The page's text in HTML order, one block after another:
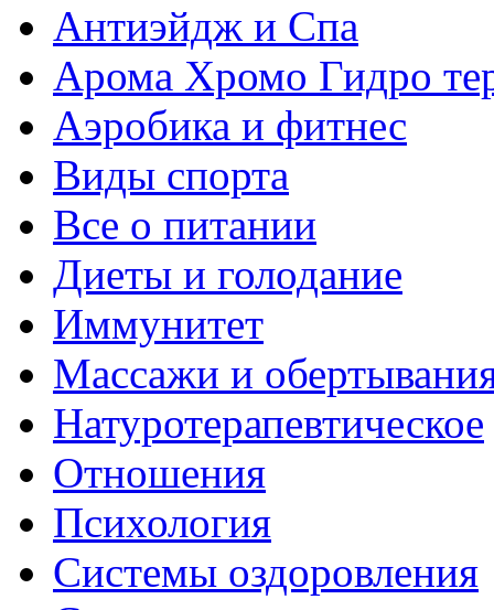
Антиэйдж и Спа
Арома Хромо Гидро
Аэробика и фитнес
Виды спорта
Все о питании
Диеты и голодание
Иммунитет
Массажи и
Натуротерапевтическое
Отношения
Психология
Системы оздоровления